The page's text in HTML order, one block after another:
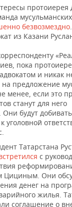
протоиерея
безвозмездно
из Казани
пока
и никак
на предложение
менее, если это
станут для него
будут
уголовной
Татарстана
с
Цициным. Они
денег на
жилья.
соглашение о